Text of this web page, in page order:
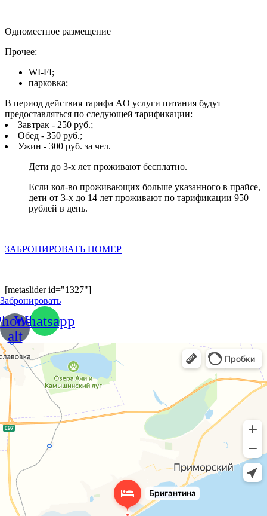
Одноместное размещение
Прочее:
WI-FI;
парковка;
В период действия тарифа AO услуги питания будут
предоставляться по следующей тарификации:
Завтрак - 250 руб.;
Обед - 350 руб.;
Ужин - 300 руб. за чел.
Дети до 3-х лет проживают бесплатно.
Если кол-во проживающих больше указанного в прайсе,
дети от 3-х до 14 лет проживают по тарификации 950
рублей в день.
ЗАБРОНИРОВАТЬ НОМЕР
[metaslider id="1327"]
Забронировать
alt
Whatsapp